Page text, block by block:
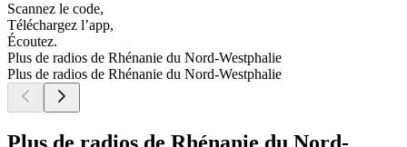
Scannez le code,
Téléchargez l’app,
Écoutez.
Plus de radios de Rhénanie du Nord-Westphalie
Plus de radios de Rhénanie du Nord-Westphalie